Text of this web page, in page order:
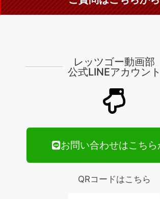
レッツゴー動画部
公式LINEアカウント
お問い合わせはこちら
QRコードはこちら